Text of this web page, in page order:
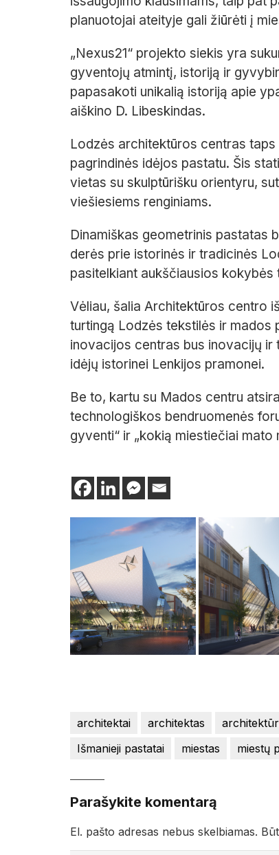
planuotojai ateityje gali žiūrėti į
„Nexus21“ projekto siekis yra
gyventojų atmintį, istoriją ir
papasakoti unikalią istoriją apie
aiškino D. Libeskindas.
Lodzės architektūros centras
pagrindinės idėjos pastatu. Šis
vietas su skulptūrišku orientyru,
viešiesiems renginiams.
Dinamiškas geometrinis pastatas
derės prie istorinės ir tradicinės
pasitelkiant aukščiausios kokybės
Vėliau, šalia Architektūros centro
turtingą Lodzės tekstilės ir mados
inovacijos centras bus inovacijų ir
idėjų istorinei Lenkijos pramonei.
Be to, kartu su Mados centru
technologiškos bendruomenės
gyventi“ ir „kokią miestiečiai mato
architektai architektas
Išmanieji pastatai
miestas miestų
Parašykite komentarą
El. pašto adresas nebus skelbiamas.